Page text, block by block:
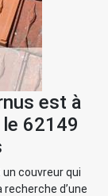
est à
62149
couvreur qui
d’une